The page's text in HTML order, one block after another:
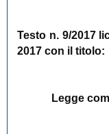
Testo n. 9/2017
2017 con il titolo:
Legge